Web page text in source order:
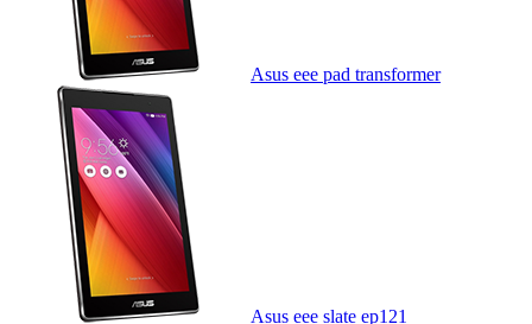
Asus eee pad transformer
Asus eee slate ep121